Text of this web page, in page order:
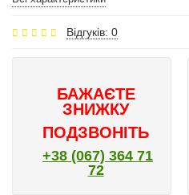
Відгуків: 0
БАЖАЄТЕ
ЗНИЖКУ
ПОДЗВОНІТЬ
+38 (067) 364 71
72